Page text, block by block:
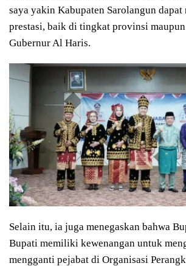
saya yakin Kabupaten Sarolangun dapat
prestasi, baik di tingkat provinsi
Gubernur Al Haris.
Selain itu, ia juga menegaskan bahwa
Bupati memiliki kewenangan untuk
mengganti pejabat di Organisasi